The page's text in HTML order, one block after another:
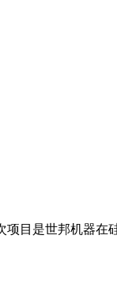
目是世邦机器在